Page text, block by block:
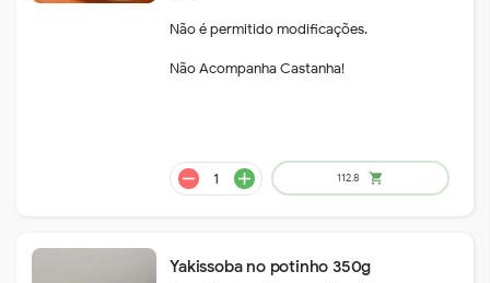
remove add
Não é permitido modificações.
Não Acompanha Castanha!
Yakissoba no potinho 350g